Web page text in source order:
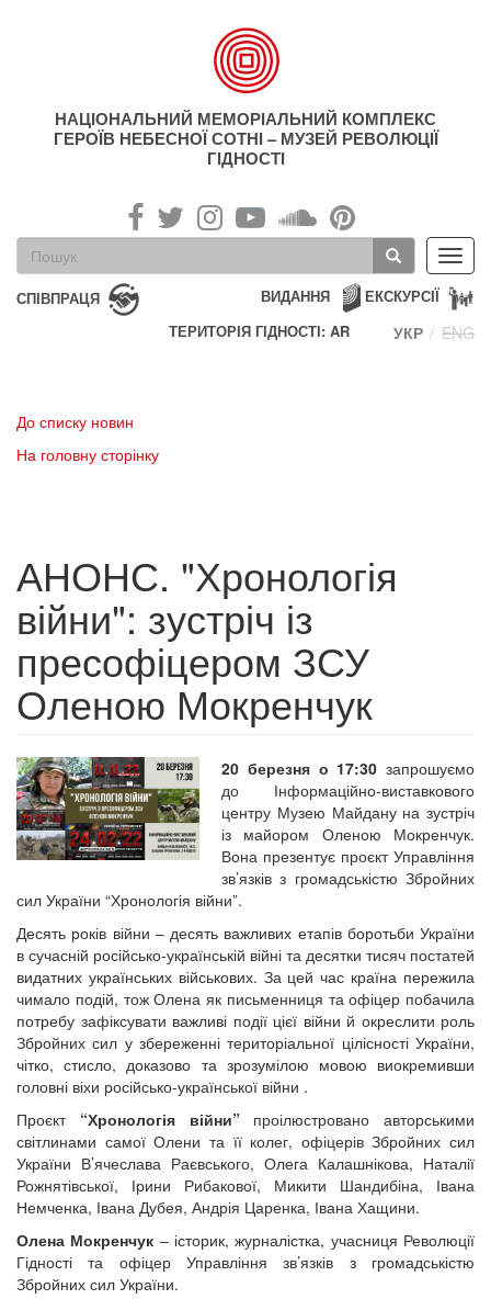
НАЦІОНАЛЬНИЙ МЕМОРІАЛЬНИЙ КОМПЛЕКС
ГЕРОЇВ НЕБЕСНОЇ СОТНІ – МУЗЕЙ РЕВОЛЮЦІЇ
ГІДНОСТІ
Пошукова
форма
Пошук
СПІВПРАЦЯ ЕКСКУРСІЇ
ВИДАННЯ
ТЕРИТОРІЯ ГІДНОСТІ: AR
УКР ENG
До списку новин
На головну сторінку
АНОНС. "Хронологія
війни": зустріч із
пресофіцером ЗСУ
Оленою Мокренчук
20 березня о 17:30 запрошуємо
до Інформаційно-виставкового
центру Музею Майдану на зустріч
із майором Оленою Мокренчук.
Вона презентує проєкт Управління
зв’язків з громадськістю Збройних
сил України “Хронологія війни”.
Десять років війни – десять важливих етапів боротьби України
в сучасній російсько-українській війні та десятки тисяч постатей
видатних українських військових. За цей час країна пережила
чимало подій, тож Олена як письменниця та офіцер побачила
потребу зафіксувати важливі події цієї війни й окреслити роль
Збройних сил у збереженні територіальної цілісності України,
чітко, стисло, доказово та зрозумілою мовою виокремивши
головні віхи російсько-української війни .
Проєкт “Хронологія війни” проілюстровано авторськими
світлинами самої Олени та її колег, офіцерів Збройних сил
України В’ячеслава Раєвського, Олега Калашнікова, Наталії
Рожнятівської, Ірини Рибакової, Микити Шандибіна, Івана
Немченка, Івана Дубея, Андрія Царенка, Івана Хащини.
Олена Мокренчук – історик, журналістка, учасниця Революції
Гідності та офіцер Управління зв’язків з громадськістю
Збройних сил України.